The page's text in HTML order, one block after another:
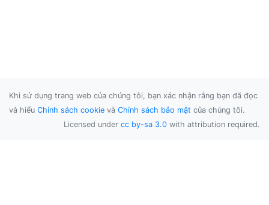
Khi sử dụng trang web của chúng tôi, bạn xác nhận rằng bạn đã đọc
và hiểu Chính sách cookie và Chính sách bảo mật của chúng tôi.
Licensed under cc by-sa 3.0 with attribution required.